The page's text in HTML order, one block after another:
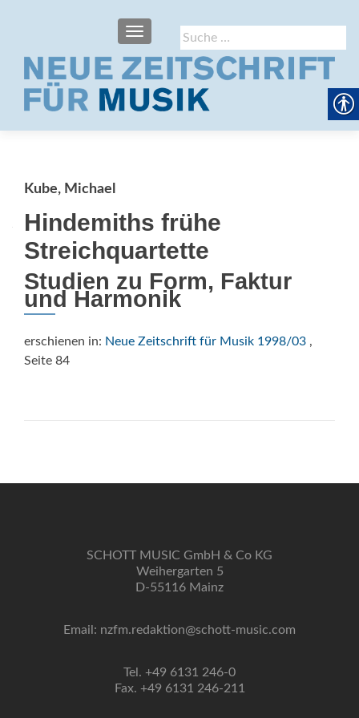
Suche
nach:
SCHALTE NAVIGATION
Kube, Michael
Hindemiths frühe
Streichquartette
Studien zu Form, Faktur
und Harmonik
erschienen in: Neue Zeitschrift für Musik 1998/03 ,
Seite 84
SCHOTT MUSIC GmbH & Co KG
Weihergarten 5
D-55116 Mainz
Email: nzfm.redaktion@schott-music.com
Tel. +49 6131 246-0
Fax. +49 6131 246-211